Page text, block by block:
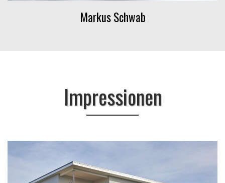
Markus Schwab
Impressionen